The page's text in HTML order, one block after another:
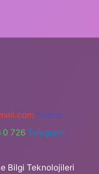
Teams:
0 726 Telegram:
Bilgi Teknolojileri